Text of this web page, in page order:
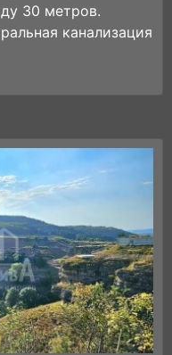
30 метров.
канализация